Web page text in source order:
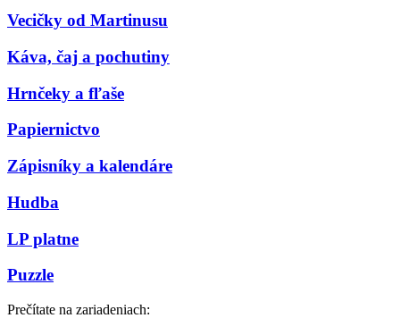
Vecičky od Martinusu
Káva, čaj a pochutiny
Hrnčeky a fľaše
Papiernictvo
Zápisníky a kalendáre
Hudba
LP platne
Puzzle
Prečítate na zariadeniach: